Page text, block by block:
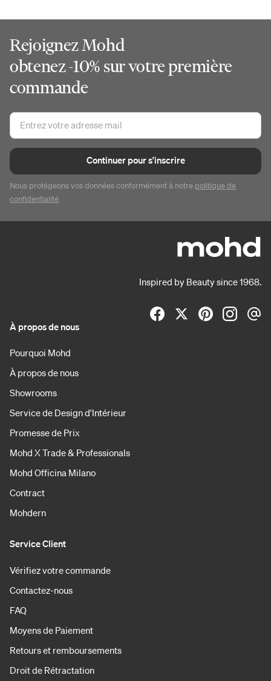
Rejoignez Mohd
obtenez -10% sur votre première
commande
Continuer pour s'inscrire
Nous protégeons vos données conformément à notre politique de
confidentialité.
Inspired by Beauty since 1968.
À propos de nous
Pourquoi Mohd
À propos de nous
Showrooms
Service de Design d'Intérieur
Promesse de Prix
Mohd X Trade & Professionals
Mohd Officina Milano
Contract
Mohdern
Service Client
Vérifiez votre commande
Contactez-nous
FAQ
Moyens de Paiement
Retours et remboursements
Droit de Rétractation